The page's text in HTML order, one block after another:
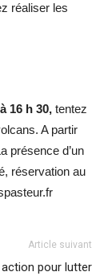
réaliser les
16 h 30, tentez
A partir
présence d’un
réservation au
Article suivant
action pour lutter